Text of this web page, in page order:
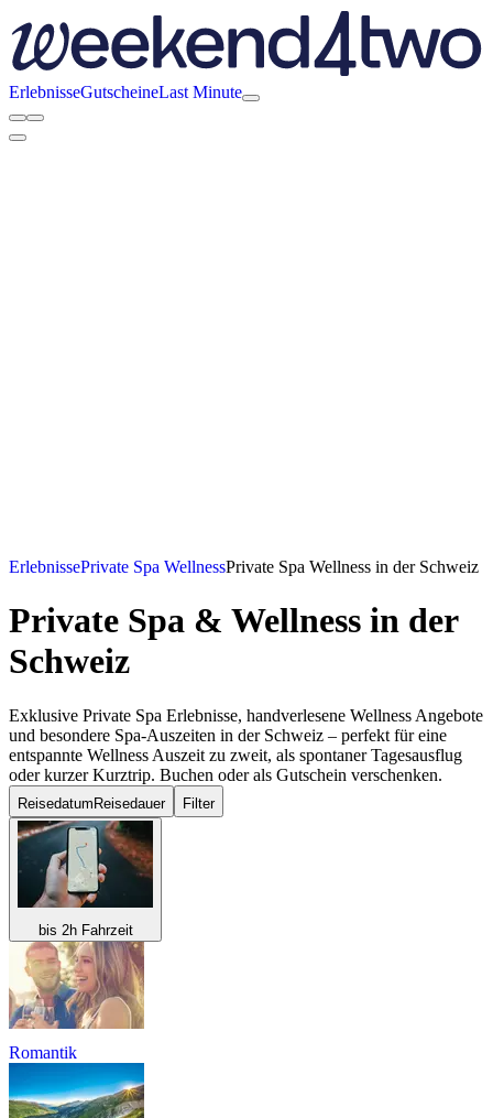
ErlebnisseGutscheineLast Minute
ErlebnissePrivate Spa WellnessPrivate Spa Wellness in der Schweiz
Private Spa & Wellness in der
Schweiz
Exklusive Private Spa Erlebnisse, handverlesene Wellness Angebote
und besondere Spa-Auszeiten in der Schweiz – perfekt für eine
entspannte Wellness Auszeit zu zweit, als spontaner Tagesausflug
oder kurzer Kurztrip. Buchen oder als Gutschein verschenken.
Reisedatum Reisedauer Filter
bis 2h Fahrzeit
Romantik